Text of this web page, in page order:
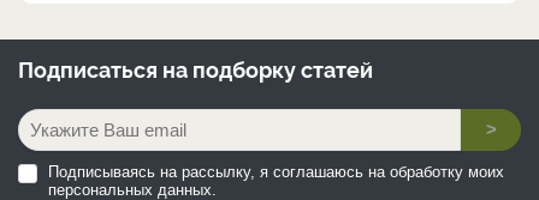
Подписаться на подборку статей
>
Подписываясь на рассылку, я соглашаюсь на обработку моих
персональных данных.